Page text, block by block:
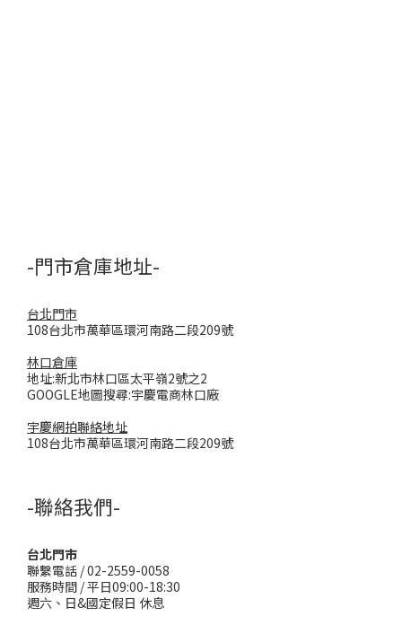
-門市倉庫地址-
台北門市
108台北市萬華區環河南路二段209號
林口倉庫
地址:新北市林口區太平嶺2號之2
GOOGLE地圖搜尋:宇慶電商林口廠
宇慶網拍聯絡地址
108台北市萬華區環河南路二段209號
-聯絡我們-
台北門市
聯繫電話 / 02-2559-0058
服務時間 / 平日09:00-18:30
週六、日&國定假日 休息